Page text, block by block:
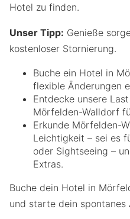
Hotel zu finden.
Unser Tipp: Genieße
kostenloser Stornierung.
Buche ein Hotel in
flexible Änderungen
Entdecke unsere
Mörfelden-Walldorf
Erkunde Mörfelden-
Leichtigkeit – sei es
oder Sightseeing –
Extras.
Buche dein Hotel in
und starte dein spontanes